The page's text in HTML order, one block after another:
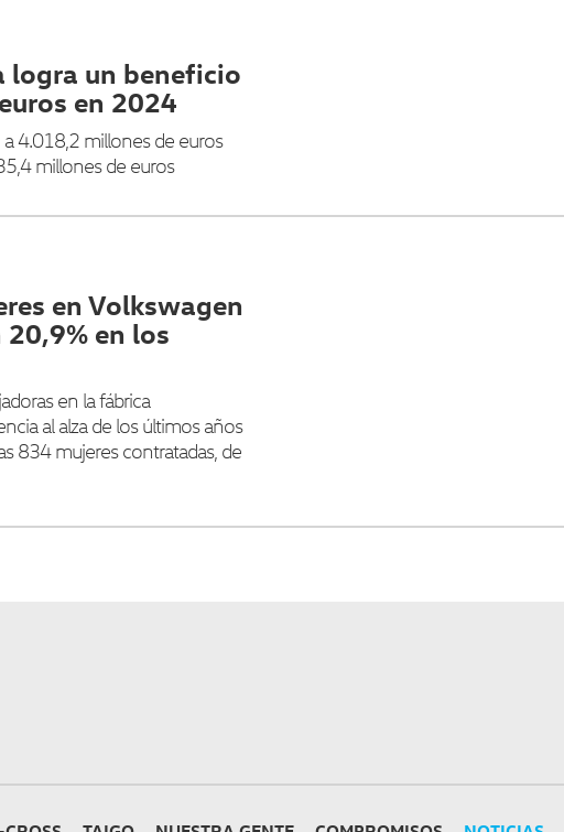
logra un beneficio
en 2024
4.018,2 millones de euros
millones de euros
en Volkswagen
en los
en la fábrica
al alza de los últimos años
834 mujeres contratadas, de